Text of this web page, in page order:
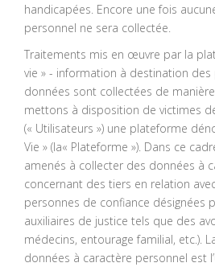
handicapées. Encore une fois
personnel ne sera collectée.
Traitements mis en œuvre par la
vie » - information à destination
données sont collectées de
mettons à disposition de victimes
(« Utilisateurs ») une plateforme
Vie » (la« Plateforme »). Dans ce
amenés à collecter des données à
concernant des tiers en relation
personnes de confiance désignées
auxiliaires de justice tels que des
médecins, entourage familial, etc.).
données à caractère personnel est